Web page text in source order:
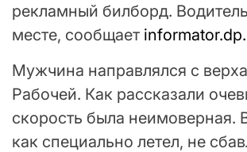
рекламный билборд.
месте, сообщает
Мужчина направлялся с
Рабочей. Как рассказали
скорость была неимоверная.
как специально летел, не